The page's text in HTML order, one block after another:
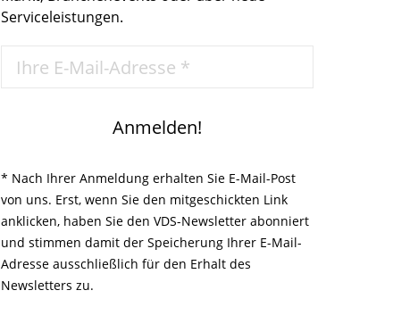
Serviceleistungen.
* Nach Ihrer Anmeldung erhalten Sie E-Mail-Post
von uns. Erst, wenn Sie den mitgeschickten Link
anklicken, haben Sie den VDS-Newsletter abonniert
und stimmen damit der Speicherung Ihrer E-Mail-
Adresse ausschließlich für den Erhalt des
Newsletters zu.